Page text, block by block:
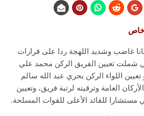
خاص
غاضب وشديد اللهجة ردا على قرارات
شملت تعيين الفريق الركن محمد علي
اللواء الركن بحري عبد الله سالم
العامة وترقيته لرتبة فريق، وتعيين
مستشارا للقائد الأعلى للقوات المسلحة.